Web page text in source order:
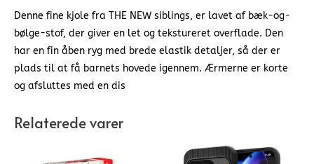
Denne fine kjole fra THE NEW siblings, er lavet af bæk-og-
bølge-stof, der giver en let og tekstureret overflade. Den
har en fin åben ryg med brede elastik detaljer, så der er
plads til at få barnets hovede igennem. Ærmerne er korte
og afsluttes med en dis
Relaterede varer